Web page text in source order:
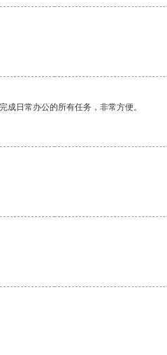
日常办公的所有任务，非常方便。